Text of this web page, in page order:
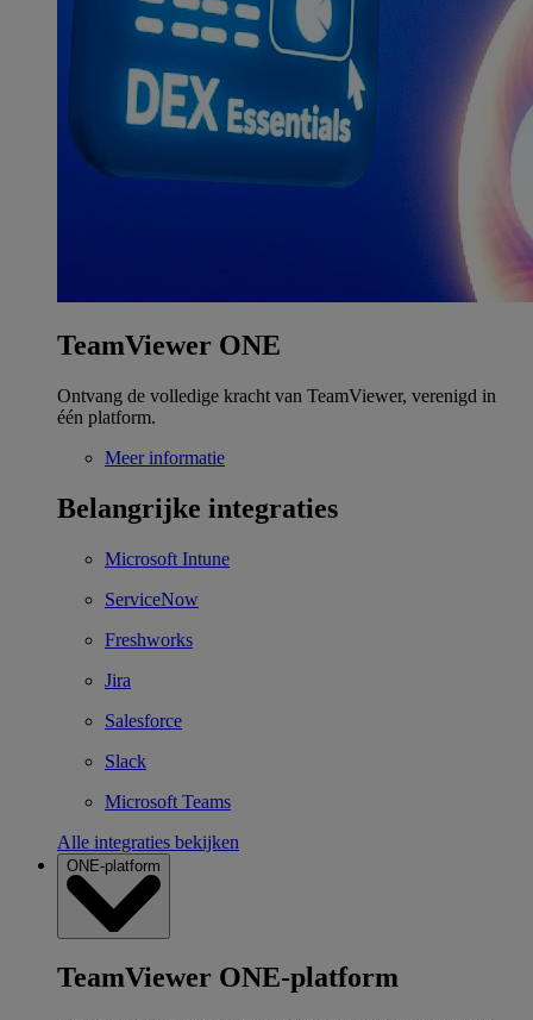
TeamViewer ONE
Ontvang de volledige kracht van TeamViewer, verenigd in
één platform.
Meer informatie
Belangrijke integraties
Microsoft Intune
ServiceNow
Freshworks
Jira
Salesforce
Slack
Microsoft Teams
Alle integraties bekijken
ONE-platform
TeamViewer ONE-platform